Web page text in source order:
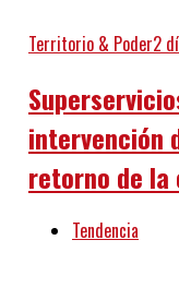
Territorio & Poder2
intervención
retorno de
Tendencia